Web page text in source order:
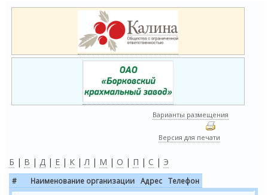
Варианты размещения
Версия для печати
Б | В | Д | Е | К |Л | М | О | П | С | Э
# Наименование организации Адрес
Телефон